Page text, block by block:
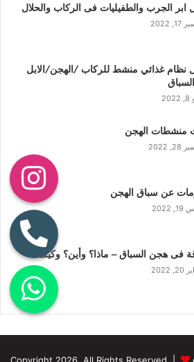
ابر الجرب والطفيليات فى الركاب والحلال
2022
نظام غذائي منشط للركاب /الهجن/الابل
منشطات الهجن
2022
عن سباق الهجن
2022
فى هجن السباق – ماذا؟ وأين؟ وكيف؟